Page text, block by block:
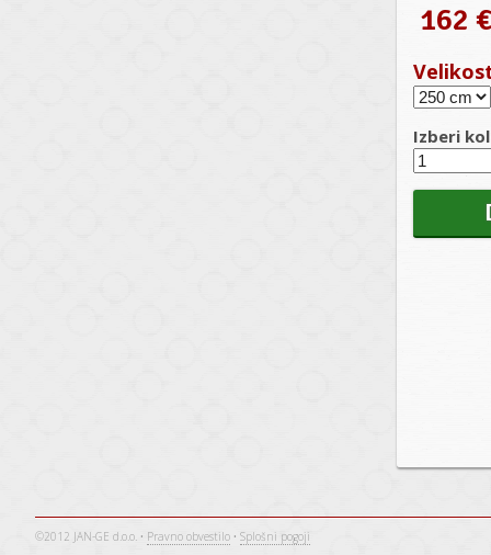
162
Izberi
©2012 JAN-GE d.o.o. • Pravno obvestilo • Splošni pogoji